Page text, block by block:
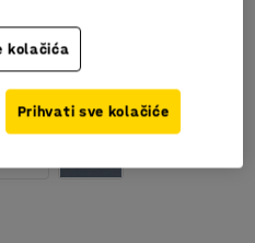
kolačića
Prihvati sve kolačiće